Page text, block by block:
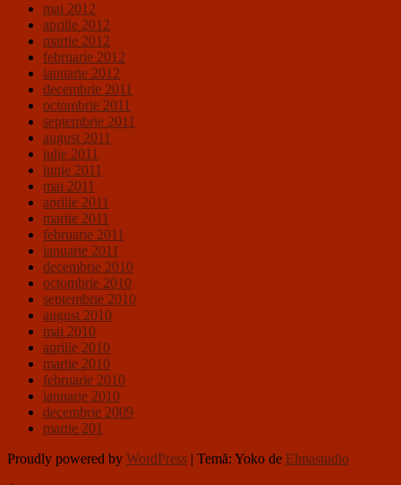
mai 2012
aprilie 2012
martie 2012
februarie 2012
ianuarie 2012
decembrie 2011
octombrie 2011
septembrie 2011
august 2011
iulie 2011
iunie 2011
mai 2011
aprilie 2011
martie 2011
februarie 2011
ianuarie 2011
decembrie 2010
octombrie 2010
septembrie 2010
august 2010
mai 2010
aprilie 2010
martie 2010
februarie 2010
ianuarie 2010
decembrie 2009
martie 201
Proudly powered by WordPress | Temă: Yoko de Elmastudio